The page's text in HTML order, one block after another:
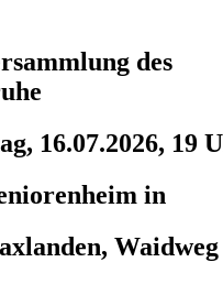
des
16.07.2026, 19
in
Waidweg